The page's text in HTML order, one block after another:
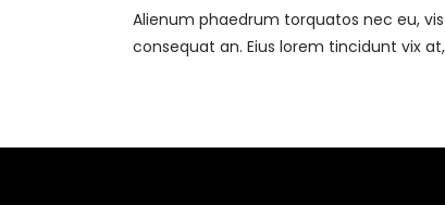
Alienum phaedrum torquatos nec eu,
consequat an. Eius lorem tincidunt vix